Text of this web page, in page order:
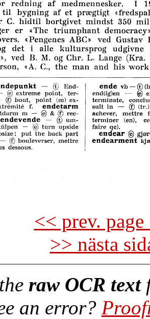
<< prev.
>> nästa
raw OCR text
an error?